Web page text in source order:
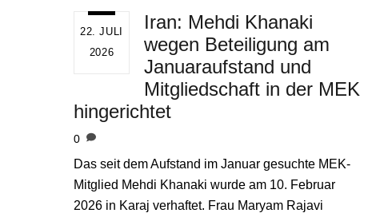
22. JULI
2026
Iran: Mehdi Khanaki
wegen Beteiligung am
Januaraufstand und
Mitgliedschaft in der MEK
hingerichtet
0
Das seit dem Aufstand im Januar gesuchte MEK-
Mitglied Mehdi Khanaki wurde am 10. Februar
2026 in Karaj verhaftet. Frau Maryam Rajavi